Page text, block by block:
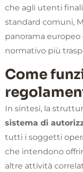
che agli utenti
standard comuni,
panorama
normativo più
Come
In sintesi, la
sistema di
tutti i soggetti
che intendono
altre attività